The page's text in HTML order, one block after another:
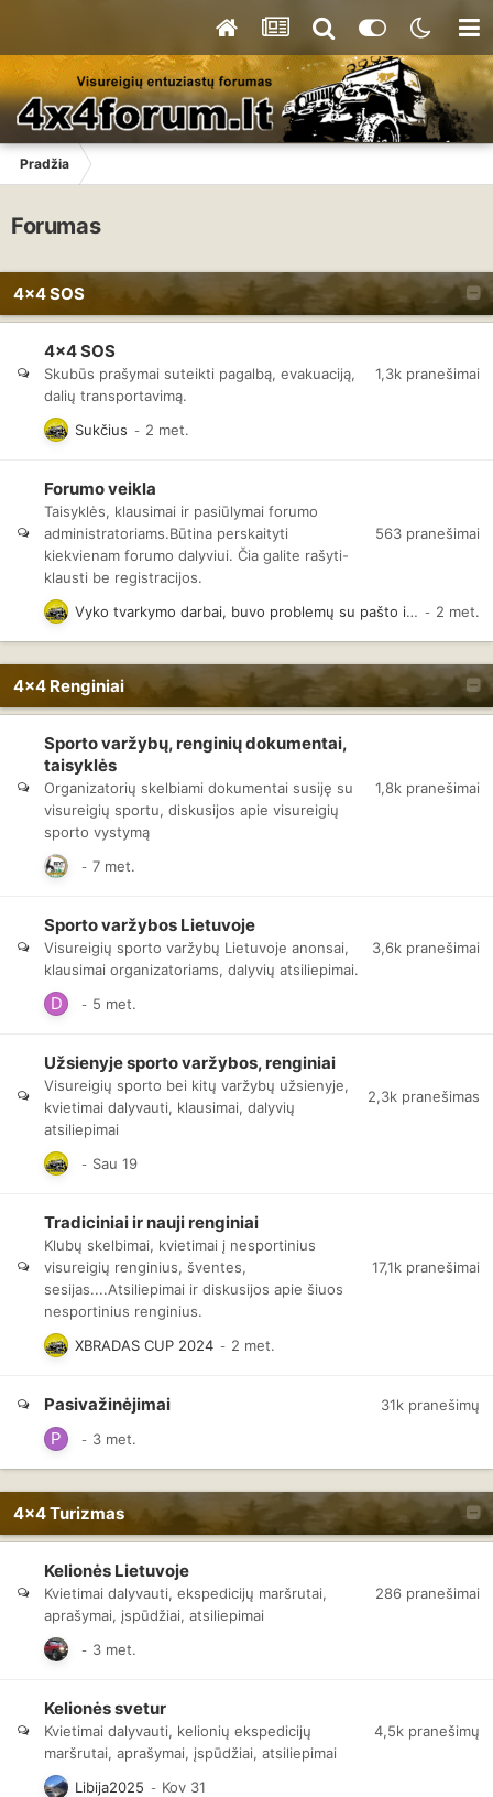
Pradžia
Forumas
4x4 SOS
4x4 SOS
Skubūs prašymai suteikti pagalbą, evakuaciją,
dalių transportavimą.
1,3k pranešimai
Sukčius
Forumo veikla
Taisyklės, klausimai ir pasiūlymai forumo
administratoriams.Būtina perskaityti
kiekvienam forumo dalyviui. Čia galite rašyti-
klausti be registracijos.
563 pranešimai
Vyko tvarkymo darbai, buvo problemų su pašto išsiuntimu į gmail.com
4x4 Renginiai
Sporto varžybų, renginių dokumentai,
taisyklės
Organizatorių skelbiami dokumentai susiję su
visureigių sportu, diskusijos apie visureigių
sporto vystymą
1,8k pranešimai
Sporto varžybos Lietuvoje
Visureigių sporto varžybų Lietuvoje anonsai,
klausimai organizatoriams, dalyvių atsiliepimai.
3,6k pranešimai
Užsienyje sporto varžybos, renginiai
Visureigių sporto bei kitų varžybų užsienyje,
kvietimai dalyvauti, klausimai, dalyvių
atsiliepimai
2,3k pranešimas
Tradiciniai ir nauji renginiai
Klubų skelbimai, kvietimai į nesportinius
visureigių renginius, šventes,
sesijas....Atsiliepimai ir diskusijos apie šiuos
nesportinius renginius.
17,1k pranešimai
XBRADAS CUP 2024
Pasivažinėjimai 31k pranešimų
4x4 Turizmas
Kelionės Lietuvoje
Kvietimai dalyvauti, ekspedicijų maršrutai,
aprašymai, įspūdžiai, atsiliepimai
286 pranešimai
Kelionės svetur
Kvietimai dalyvauti, kelionių ekspedicijų
maršrutai, aprašymai, įspūdžiai, atsiliepimai
4,5k pranešimų
Libija2025